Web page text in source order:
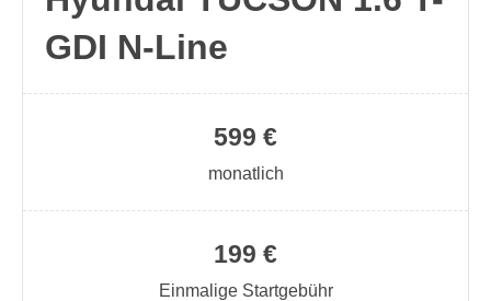
GDI N-Line
199 €
Einmalige Startgebühr
599 €
monatlich